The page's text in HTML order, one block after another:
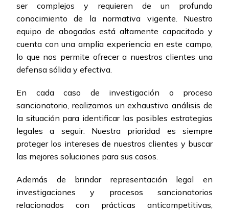
ser complejos y requieren de un profundo
conocimiento de la normativa vigente. Nuestro
equipo de abogados está altamente capacitado y
cuenta con una amplia experiencia en este campo,
lo que nos permite ofrecer a nuestros clientes una
defensa sólida y efectiva.
En cada caso de investigación o proceso
sancionatorio, realizamos un exhaustivo análisis de
la situación para identificar las posibles estrategias
legales a seguir. Nuestra prioridad es siempre
proteger los intereses de nuestros clientes y buscar
las mejores soluciones para sus casos.
Además de brindar representación legal en
investigaciones y procesos sancionatorios
relacionados con prácticas anticompetitivas,